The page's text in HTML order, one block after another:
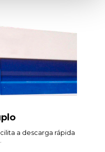
a descarga rápida